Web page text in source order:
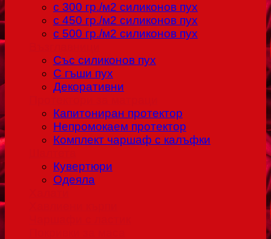
с 300 гр./м2 силиконов пух
с 450 гр./м2 силиконов пух
с 500 гр./м2 силиконов пух
Със силиконов пух
С гъши пух
Декоративни
Капитониран протектор
Непромокаем протектор
Комплект чаршаф с калъфки
Кувертюри
Одеяла